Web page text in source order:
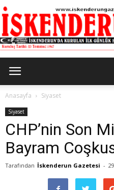
Anasayfa Siyaset
Siyaset
CHP’nin Son
Bayram
Tarafından İskenderun Gazetesi -